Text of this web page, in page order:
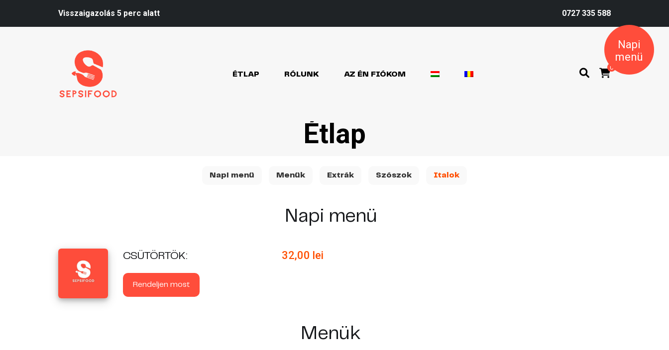
Visszaigazolás 5 perc alatt 0727 335 588
ÉTLAP RÓLUNK AZ ÉN FIÓKOM
0
Étlap
Napi menü Menük Extrák Szószok Italok
Napi menü
CSÜTÖRTÖK: 32,00 lei
Rendeljen most
Menük
Napi
menü